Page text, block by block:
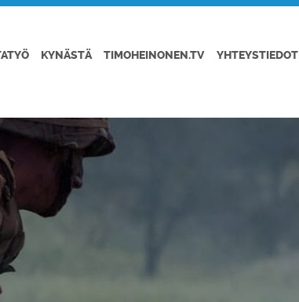
KYNÄSTÄ TIMOHEINONEN.TV YHTEYSTIEDOT